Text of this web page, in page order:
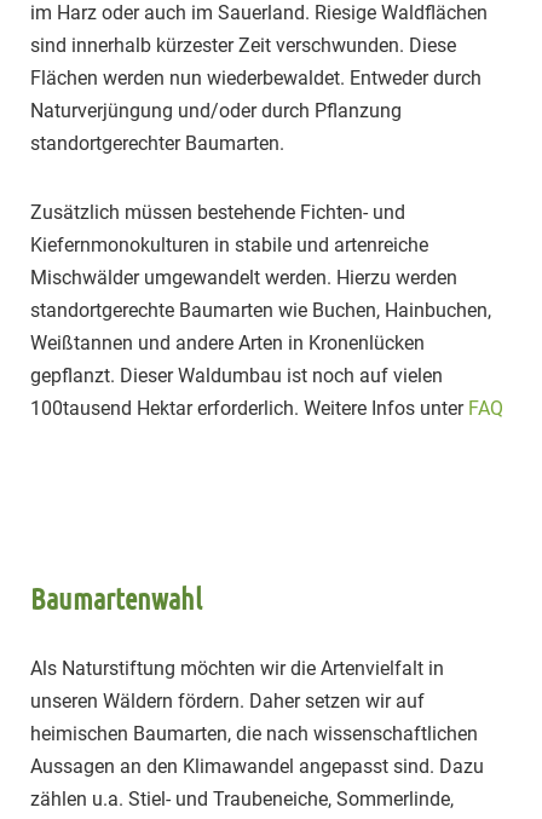
im Harz oder auch im Sauerland. Riesige Waldflächen
sind innerhalb kürzester Zeit verschwunden. Diese
Flächen werden nun wiederbewaldet. Entweder durch
Naturverjüngung und/oder durch Pflanzung
standortgerechter Baumarten.
Zusätzlich müssen bestehende Fichten- und
Kiefernmonokulturen in stabile und artenreiche
Mischwälder umgewandelt werden. Hierzu werden
standortgerechte Baumarten wie Buchen, Hainbuchen,
Weißtannen und andere Arten in Kronenlücken
gepflanzt. Dieser Waldumbau ist noch auf vielen
100tausend Hektar erforderlich. Weitere Infos unter FAQ
Baumartenwahl
Als Naturstiftung möchten wir die Artenvielfalt in
unseren Wäldern fördern. Daher setzen wir auf
heimischen Baumarten, die nach wissenschaftlichen
Aussagen an den Klimawandel angepasst sind. Dazu
zählen u.a. Stiel- und Traubeneiche, Sommerlinde,